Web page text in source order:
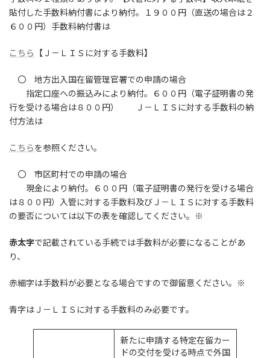
貼付した手数料納付書により納付。１９００円（直送の場合は２
６００円）手数料納付書は
こちら 【Ｊ－ＬＩＳに対する手数料】
〇 地方出入国在留管理官署での申請の場合
指定口座への振込みにより納付。６００円（電子証明書の発
行を受ける場合は８００円） Ｊ－ＬＩＳに対する手数料の納
付方法は
こちらを参照ください。
〇 市区町村での申請の場合
現金により納付。６００円（電子証明書の発行を受ける場合
は８００円）入管に対する手数料及びＪ－ＬＩＳに対する手数料
の要否については以下の表を確認してください。※
赤太字で記載されている手続では手数料が必要になることがあ
り、
赤細字は手数料が必要となる場合ですので御留意ください。※
青字はＪ－ＬＩＳに対する手数料のみ必要です。
新たに申請する特定在留カー
ドの交付を受ける時点で外国